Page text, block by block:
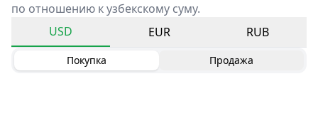
по отношению к узбекскому суму.
USD
EUR RUB
Покупка Продажа